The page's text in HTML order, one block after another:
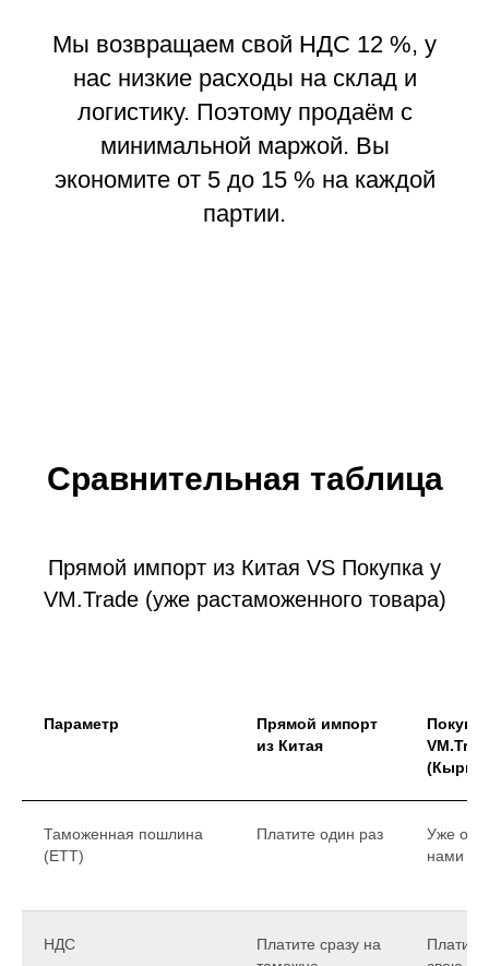
Мы возвращаем свой НДС 12 %, у
нас низкие расходы на склад и
логистику. Поэтому продаём с
минимальной маржой. Вы
экономите от 5 до 15 % на каждой
партии.
Сравнительная таблица
Прямой импорт из Китая VS Покупка у
VM.Trade (уже растаможенного товара)
Параметр
Прямой импорт
из Китая
Таможенная пошлина
(ЕТТ)
Платите один раз
Уже
нами
НДС
Платите сразу на